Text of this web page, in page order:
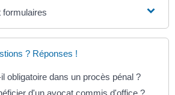
formulaires
? Réponses !
obligatoire dans un procès pénal ?
d'un avocat commis d'office ?